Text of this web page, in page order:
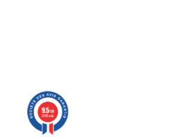
9.5/10
2563 avis